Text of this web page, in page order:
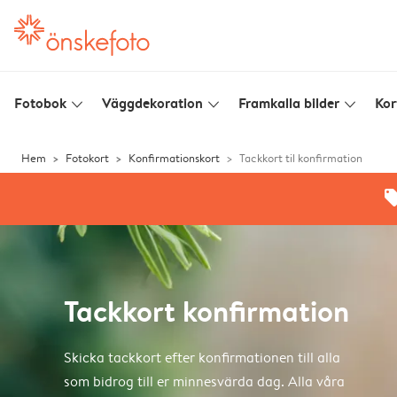
Fotobok slim_arrow_down Väggdekoration slim_arrow_down Framkalla bilder slim_arrow_down
Hem Fotokort Konfirmationskort Tackkort til konfirmation
Tackkort konfirmation
Skicka tackkort efter konfirmationen till alla
som bidrog till er minnesvärda dag. Alla våra